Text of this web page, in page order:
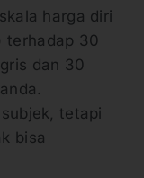
harga diri
terhadap 30
dan 30
tetapi
bisa